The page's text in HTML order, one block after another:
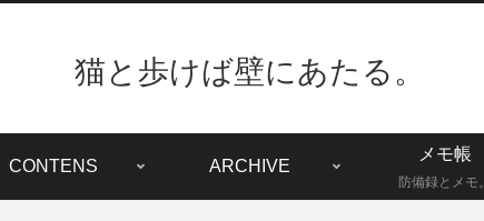
猫と歩けば壁にあたる。
CONTENS ARCHIVE
メモ帳
防備録とメモ。